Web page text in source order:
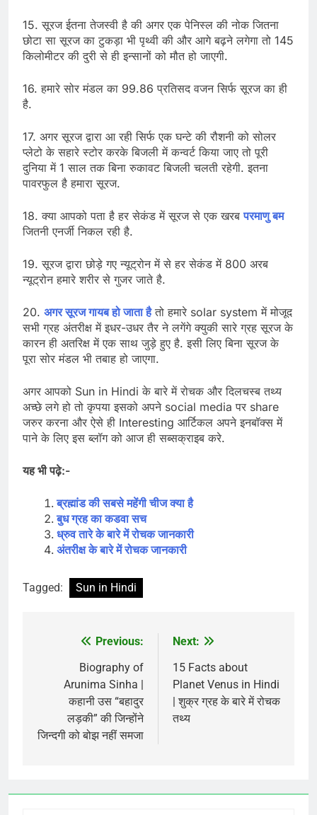
15. सूरज ईतना तेजस्वी है की अगर एक पेनिस्ल की नोक जितना
छोटा सा सूरज का टुकड़ा भी पृथ्वी की और आगे बढ़ने लगेगा तो 145
किलोमीटर की दुरी से ही इन्सानों को मौत हो जाएगी.
16. हमारे सोर मंडल का 99.86 प्रतिसद वजन सिर्फ सूरज का ही
है.
17. अगर सूरज द्वारा आ रही सिर्फ एक घन्टे की रौशनी को सोलर
प्लेटो के सहारे स्टोर करके बिजली में कन्वर्ट किया जाए तो पूरी
दुनिया में 1 साल तक बिना रुकावट बिजली चलती रहेगी. इतना
पावरफुल है हमारा सूरज.
18. क्या आपको पता है हर सेकंड में सूरज से एक खरबपरमाणु बम
जितनी एनर्जी निकल रही है.
19. सूरज द्वारा छोड़े गए न्यूट्रोन में से हर सेकंड में 800 अरब
न्यूट्रोन हमारे शरीर से गुजर जाते है.
20. अगर सूरज गायब हो जाता हैतो हमारे solar system में मोजूद
सभी ग्रह अंतरीक्ष में इधर-उधर तैर ने लगेंगे क्युकी सारे ग्रह सूरज के
कारन ही अतरिक्ष में एक साथ जुड़े हुए है. इसी लिए बिना सूरज के
पूरा सोर मंडल भी तबाह हो जाएगा.
अगर आपको Sun in Hindi के बारे में रोचक और दिलचस्ब तथ्य
अच्छे लगे हो तो कृपया इसको अपने social media पर share
जरुर करना और ऐसे ही Interesting आर्टिकल अपने इनबॉक्स में
पाने के लिए इस ब्लॉग को आज ही सब्सक्राइब करे.
यह भी पढ़े:-
ब्रह्मांड की सबसे महेंगी चीज क्या है
बुध ग्रह का कडवा सच
ध्रुव तारे के बारे में रोचक जानकारी
अंतरीक्ष के बारे में रोचक जानकारी
Tagged: Sun in Hindi
navigation
Previous:
Biography of
Arunima Sinha |
कहानी उस “बहादुर
लड़की” की जिन्होंने
जिन्दगी को बोझ नहीं समजा
Next:
15 Facts about
Planet Venus in Hindi
| शुक्र ग्रह के बारे में रोचक
तथ्य